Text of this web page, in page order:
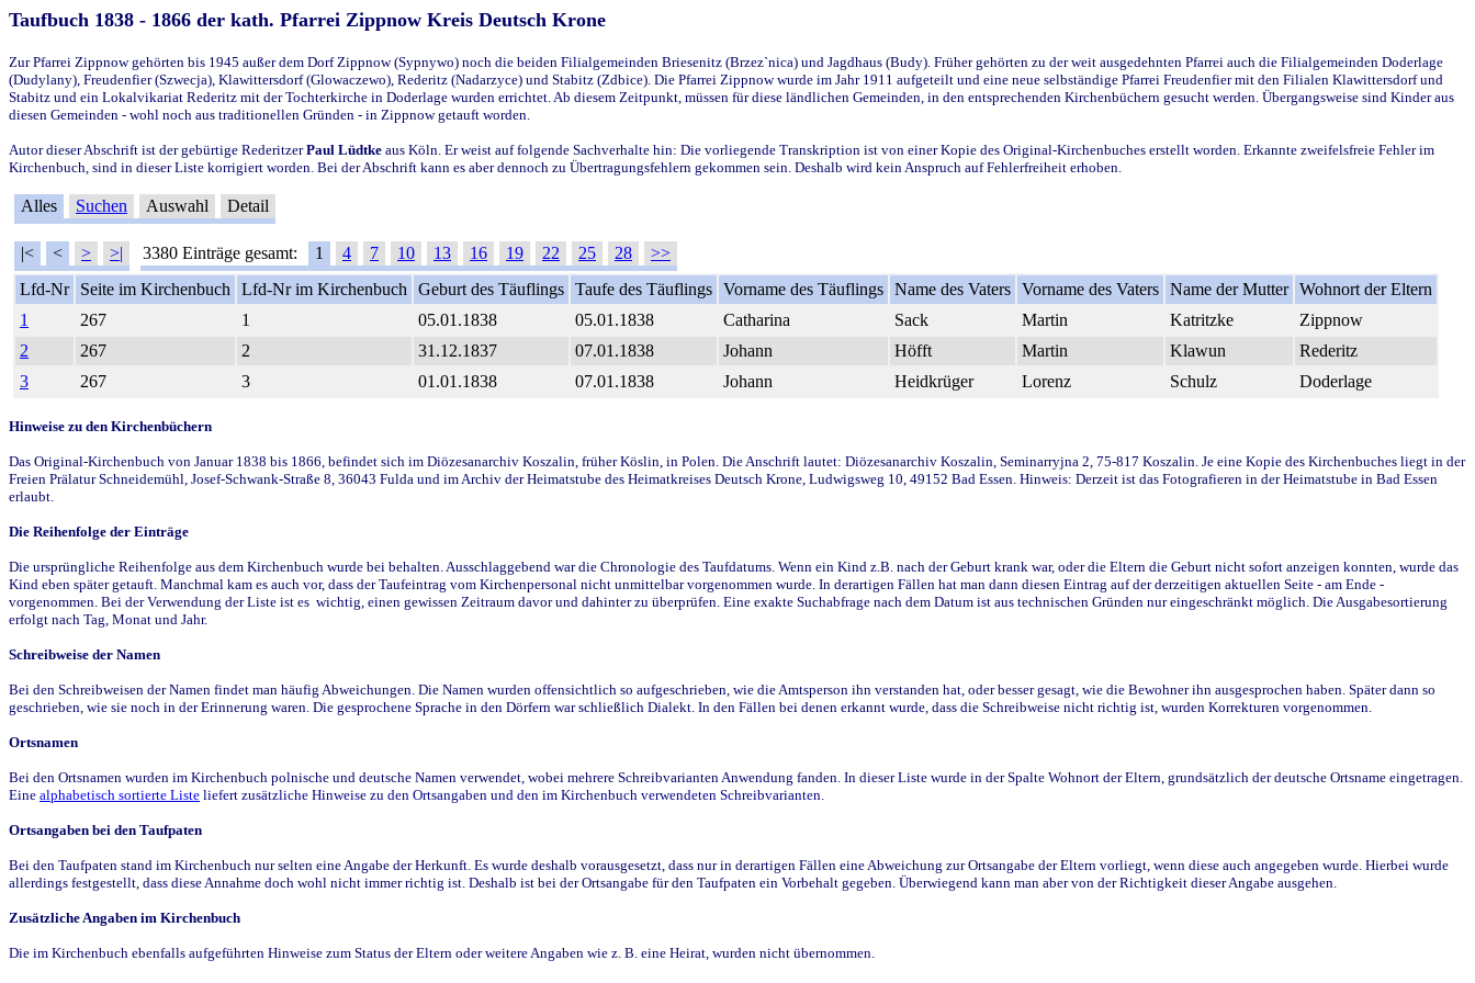
Taufbuch 1838 - 1866 der kath. Pfarrei Zippnow Kreis Deutsch Krone
Zur Pfarrei Zippnow gehörten bis 1945 außer dem Dorf Zippnow (Sypnywo) noch die beiden Filialgemeinden Briesenitz (Brzez`nica) und Jagdhaus (Budy). Früher gehörten zu der weit ausgedehnten Pfarrei auch die Filialgemeinden Doderlage
(Dudylany), Freudenfier (Szwecja), Klawittersdorf (Glowaczewo), Rederitz (Nadarzyce) und Stabitz (Zdbice). Die Pfarrei Zippnow wurde im Jahr 1911 aufgeteilt und eine neue selbständige Pfarrei Freudenfier mit den Filialen Klawittersdorf und
Stabitz und ein Lokalvikariat Rederitz mit der Tochterkirche in Doderlage wurden errichtet. Ab diesem Zeitpunkt, müssen für diese ländlichen Gemeinden, in den entsprechenden Kirchenbüchern gesucht werden. Übergangsweise sind Kinder aus
diesen Gemeinden - wohl noch aus traditionellen Gründen - in Zippnow getauft worden.
Autor dieser Abschrift ist der gebürtige RederitzerPaul Lüdtke aus Köln. Er weist auf folgende Sachverhalte hin: Die vorliegende Transkription ist von einer Kopie des Original-Kirchenbuches erstellt worden. Erkannte zweifelsfreie Fehler im
Kirchenbuch, sind in dieser Liste korrigiert worden. Bei der Abschrift kann es aber dennoch zu Übertragungsfehlern gekommen sein. Deshalb wird kein Anspruch auf Fehlerfreiheit erhoben.
Alles Suchen Auswahl Detail
|< < > >| 3380 Einträge gesamt: 1 4 7 10 13 16 19 22 25 28
>>
Lfd-Nr
Seite im Kirchenbuch Lfd-Nr im Kirchenbuch Geburt des Täuflings Taufe des Täuflings Vorname des Täuflings Name des Vaters Vorname des Vaters Name der Mutter Wohnort der Eltern
1
267 1 05.01.1838 05.01.1838 Catharina Sack Martin Katritzke
Zippnow
2
267 2 31.12.1837 07.01.1838 Johann Höfft Martin Klawun
Rederitz
3
267 3 01.01.1838 07.01.1838 Johann Heidkrüger Lorenz Schulz Doderlage
Hinweise zu den Kirchenbüchern
Das Original-Kirchenbuch von Januar 1838 bis 1866, befindet sich im Diözesanarchiv Koszalin, früher Köslin, in Polen. Die Anschrift lautet: Diözesanarchiv Koszalin, Seminarryjna 2, 75-817 Koszalin. Je eine Kopie des Kirchenbuches liegt in der
Freien Prälatur Schneidemühl, Josef-Schwank-Straße 8, 36043 Fulda und im Archiv der Heimatstube des Heimatkreises Deutsch Krone, Ludwigsweg 10, 49152 Bad Essen. Hinweis: Derzeit ist das Fotografieren in der Heimatstube in Bad Essen
erlaubt.
Die Reihenfolge der Einträge
Die ursprüngliche Reihenfolge aus dem Kirchenbuch wurde bei behalten. Ausschlaggebend war die Chronologie des Taufdatums. Wenn ein Kind z.B. nach der Geburt krank war, oder die Eltern die Geburt nicht sofort anzeigen konnten, wurde das
Kind eben später getauft. Manchmal kam es auch vor, dass der Taufeintrag vom Kirchenpersonal nicht unmittelbar vorgenommen wurde. In derartigen Fällen hat man dann diesen Eintrag auf der derzeitigen aktuellen Seite - am Ende -
vorgenommen. Bei der Verwendung der Liste ist es wichtig, einen gewissen Zeitraum davor und dahinter zu überprüfen. Eine exakte Suchabfrage nach dem Datum ist aus technischen Gründen nur eingeschränkt möglich. Die Ausgabesortierung
erfolgt nach Tag, Monat und Jahr.
Schreibweise der Namen
Bei den Schreibweisen der Namen findet man häufig Abweichungen. Die Namen wurden offensichtlich so aufgeschrieben, wie die Amtsperson ihn verstanden hat, oder besser gesagt, wie die Bewohner ihn ausgesprochen haben. Später dann so
geschrieben, wie sie noch in der Erinnerung waren. Die gesprochene Sprache in den Dörfern war schließlich Dialekt. In den Fällen bei denen erkannt wurde, dass die Schreibweise nicht richtig ist, wurden Korrekturen vorgenommen.
Ortsnamen
Bei den Ortsnamen wurden im Kirchenbuch polnische und deutsche Namen verwendet, wobei mehrere Schreibvarianten Anwendung fanden. In dieser Liste wurde in der Spalte Wohnort der Eltern, grundsätzlich der deutsche Ortsname eingetragen.
Eine alphabetisch sortierte Liste liefert zusätzliche Hinweise zu den Ortsangaben und den im Kirchenbuch verwendeten Schreibvarianten.
Ortsangaben bei den Taufpaten
Bei den Taufpaten stand im Kirchenbuch nur selten eine Angabe der Herkunft. Es wurde deshalb vorausgesetzt, dass nur in derartigen Fällen eine Abweichung zur Ortsangabe der Eltern vorliegt, wenn diese auch angegeben wurde. Hierbei wurde
allerdings festgestellt, dass diese Annahme doch wohl nicht immer richtig ist. Deshalb ist bei der Ortsangabe für den Taufpaten ein Vorbehalt gegeben. Überwiegend kann man aber von der Richtigkeit dieser Angabe ausgehen.
Zusätzliche Angaben im Kirchenbuch
Die im Kirchenbuch ebenfalls aufgeführten Hinweise zum Status der Eltern oder weitere Angaben wie z. B. eine Heirat, wurden nicht übernommen.